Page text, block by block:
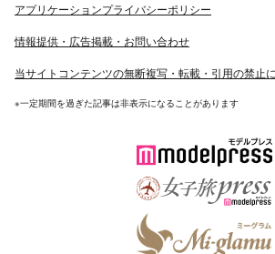
アプリケーションプライバシーポリシー
情報提供・広告掲載・お問い合わせ
当サイトコンテンツの無断複写・転載・引用の禁止
※一定期間を過ぎた記事は非表示になることがあります